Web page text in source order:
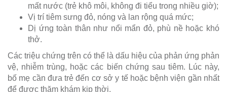
mất nước (trẻ khô môi, không đi tiểu trong nhiều giờ);
Vị trí tiêm sưng đỏ, nóng và lan rộng quá mức;
Dị ứng toàn thân như nổi mẩn đỏ, phù nề hoặc khó
thở.
Các triệu chứng trên có thể là dấu hiệu của phản ứng phản
vệ, nhiễm trùng, hoặc các biến chứng sau tiêm. Lúc này,
bố mẹ cần đưa trẻ đến cơ sở y tế hoặc bệnh viện gần nhất
để được thăm khám kịp thời.